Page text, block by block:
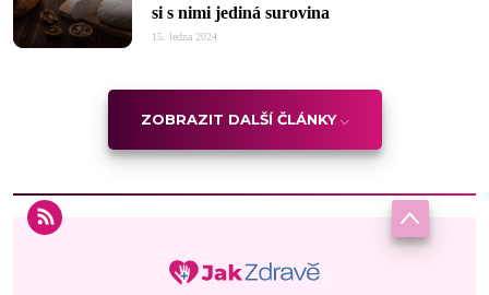
si s nimi jediná surovina
15. ledna 2024
ZOBRAZIT DALŠÍ ČLÁNKY